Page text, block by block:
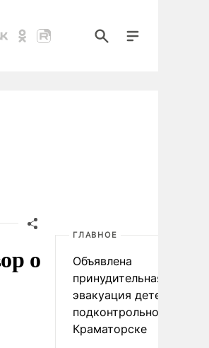
о
ГЛАВНОЕ
Объявлена
принудительная
эвакуация детей в
подконтрольном Киеву
Краматорске